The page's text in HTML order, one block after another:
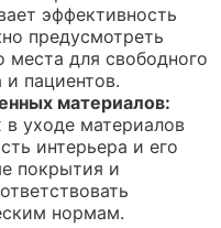
эффективность
предусмотреть
места для свободного
пациентов.
материалов:
уходе материалов
интерьера и его
покрытия и
нормам.